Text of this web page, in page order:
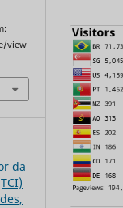
view
da